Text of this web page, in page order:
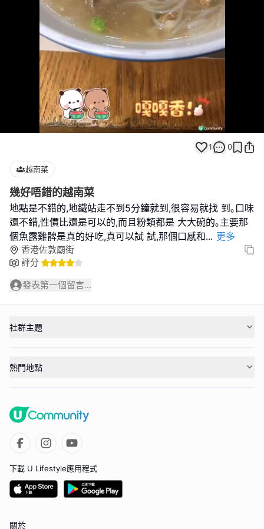
Loaded:
100.00%
1 0
越南菜
幾好唔錯的越南菜
地點是不錯的,地鐵站走不到5分鐘就到,很容易就找 到｡口味
還不錯,性價比還是可以的,而且粉類都是 大大碗的｡主要那
個魚露雞髀是真的好吃,真可以試 試,那個口感和... 更多
香港佐敦廟街
評分
發表第一個留言...
社群主題
熱門地點
下載 U Lifestyle應用程式
關於